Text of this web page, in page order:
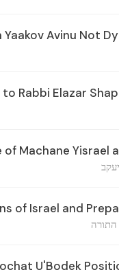
Avinu Not
Rabbi Elazar
Machane Yisrael
of Israel and
U'Bodek